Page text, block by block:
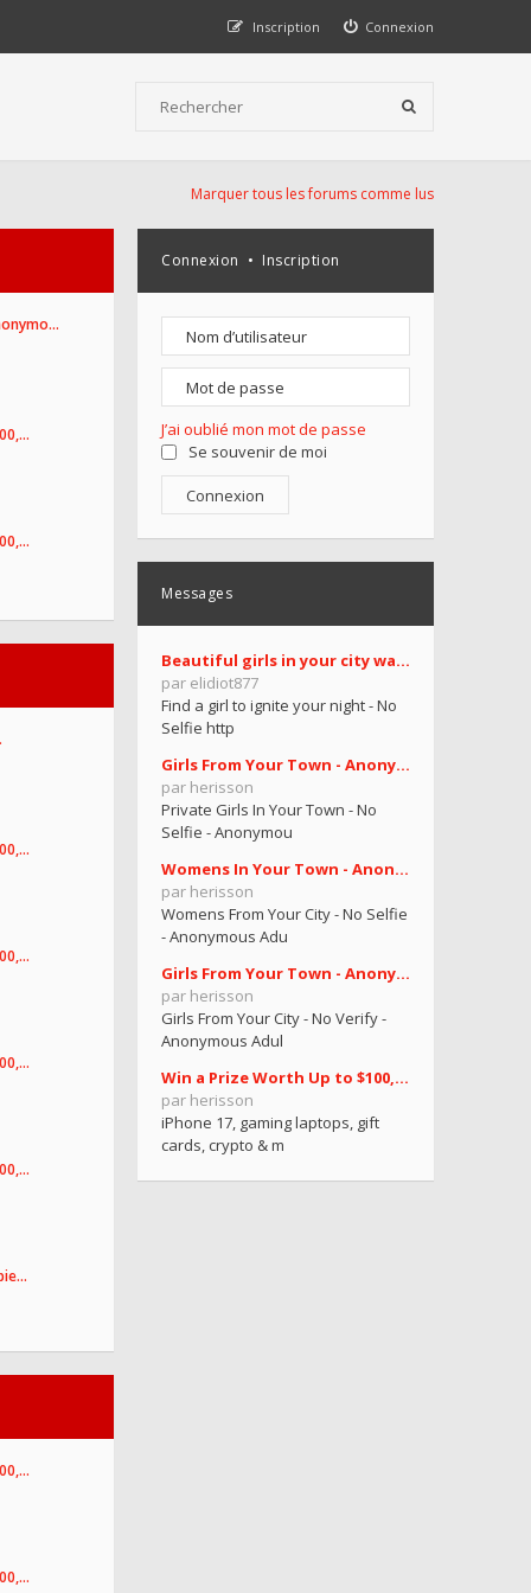
Connexion
Inscription
Marquer tous les forums comme lus
Connexion • Inscription
J’ai oublié mon mot de passe
Se souvenir de moi
Messages
Beautiful girls in your city want you
par elidiot877
Find a girl to ignite your night - No
Selfie http
Girls From Your Town - Anonymous Casual Dating - N
par herisson
Private Girls In Your Town - No
Selfie - Anonymou
Womens In Your Town - Anonymous Sex Dating - No Se
par herisson
Womens From Your City - No Selfie
- Anonymous Adu
Girls From Your Town - Anonymous Adult Dating - No
par herisson
Girls From Your City - No Verify -
Anonymous Adul
Win a Prize Worth Up to $100,000.77!
par herisson
iPhone 17, gaming laptops, gift
cards, crypto & m